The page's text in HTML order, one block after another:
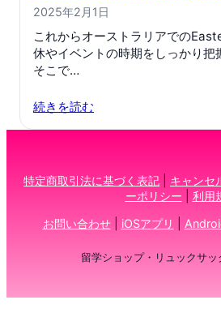
2025年2月1日
これからオーストラリアでの
休やイベントの時期をしっかり把
そこで…
続きを読む
特定商取引法に基づく表記 キャンセ
ーポリシー
利用
お問い合わせ| iOSアプリ
留学ショップ・リュックサッ